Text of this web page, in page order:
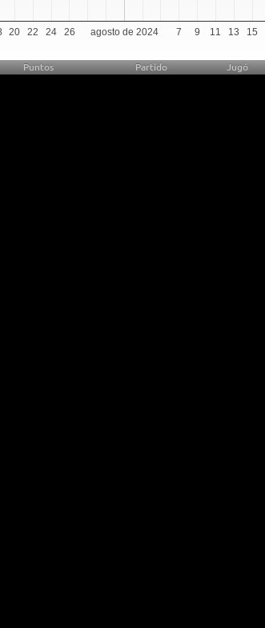
agosto de 2024
20 22 24 26 7 9 11 13 15
Puntos Partido Jugó